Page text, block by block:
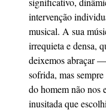
intervenção
musical. A sua
irrequieta e densa,
deixemos abraçar
sofrida, mas
do homem não nos
inusitada que